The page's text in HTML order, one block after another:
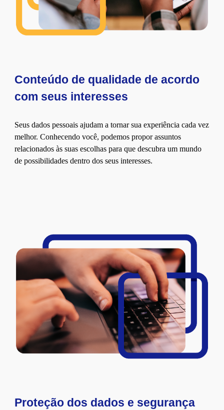
Conteúdo de qualidade de acordo
com seus interesses
Seus dados pessoais ajudam a tornar sua experiência cada vez
melhor. Conhecendo você, podemos propor assuntos
relacionados às suas escolhas para que descubra um mundo
de possibilidades dentro dos seus interesses.
Proteção dos dados e segurança